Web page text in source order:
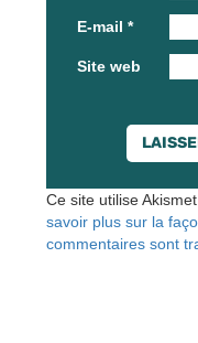
E-mail *
Site web
Ce site utilise
savoir plus sur la
commentaires sont